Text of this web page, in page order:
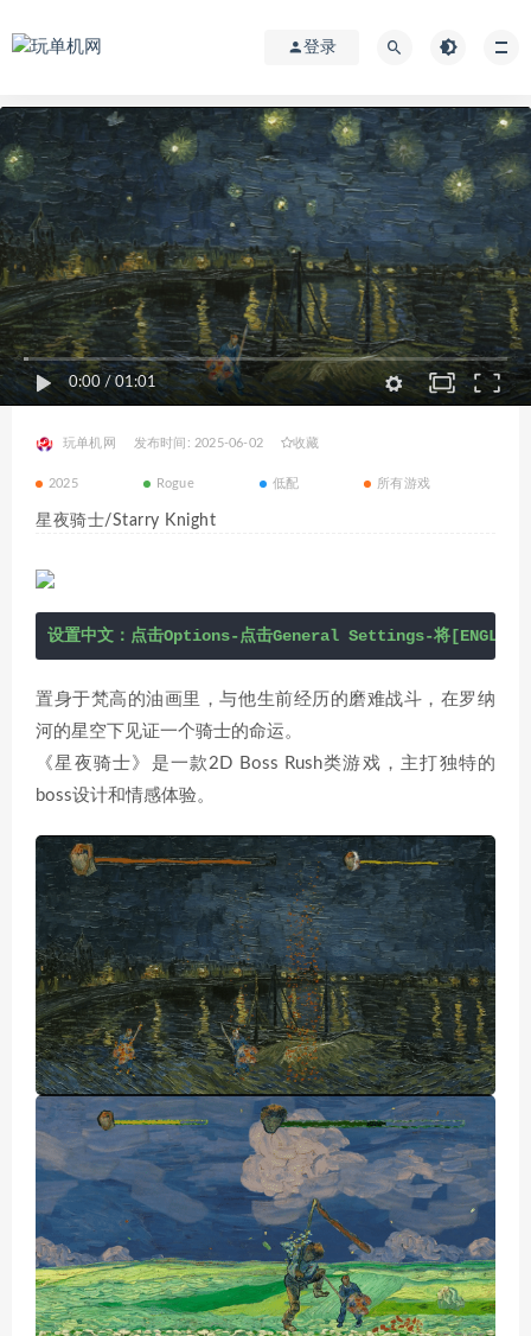
登录
0:00 /01:01
玩单机网 发布时间: 2025-06-02 收藏
2025 Rogue 低配 所有游戏
星夜骑士/Starry Knight
设置中文：点击Options-点击General Settings-将
置身于梵高的油画里，与他生前经历的磨难战斗，在罗纳
河的星空下见证一个骑士的命运。
《星夜骑士》是一款2D Boss Rush类游戏，主打独特的
boss设计和情感体验。